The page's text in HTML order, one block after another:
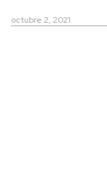
octubre 2, 2021